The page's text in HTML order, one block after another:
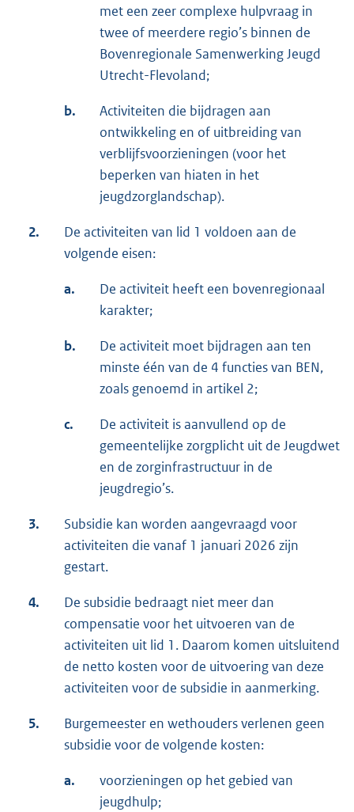
met een zeer complexe hulpvraag in
twee of meerdere regio’s binnen de
Bovenregionale Samenwerking Jeugd
Utrecht-Flevoland;
b.
Activiteiten die bijdragen aan
ontwikkeling en of uitbreiding van
verblijfsvoorzieningen (voor het
beperken van hiaten in het
jeugdzorglandschap).
2.
De activiteiten van lid 1 voldoen aan de
volgende eisen:
a.
De activiteit heeft een bovenregionaal
karakter;
b.
De activiteit moet bijdragen aan ten
minste één van de 4 functies van BEN,
zoals genoemd in artikel 2;
c.
De activiteit is aanvullend op de
gemeentelijke zorgplicht uit de Jeugdwet
en de zorginfrastructuur in de
jeugdregio’s.
3.
Subsidie kan worden aangevraagd voor
activiteiten die vanaf 1 januari 2026 zijn
gestart.
4.
De subsidie bedraagt niet meer dan
compensatie voor het uitvoeren van de
activiteiten uit lid 1. Daarom komen uitsluitend
de netto kosten voor de uitvoering van deze
activiteiten voor de subsidie in aanmerking.
5.
Burgemeester en wethouders verlenen geen
subsidie voor de volgende kosten:
a.
voorzieningen op het gebied van
jeugdhulp;